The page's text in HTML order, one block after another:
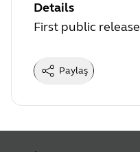
Details
First public release
Paylaş